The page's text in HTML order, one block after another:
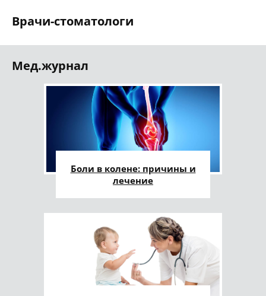
Врачи-стоматологи
Мед.журнал
Боли в колене: причины и
лечение